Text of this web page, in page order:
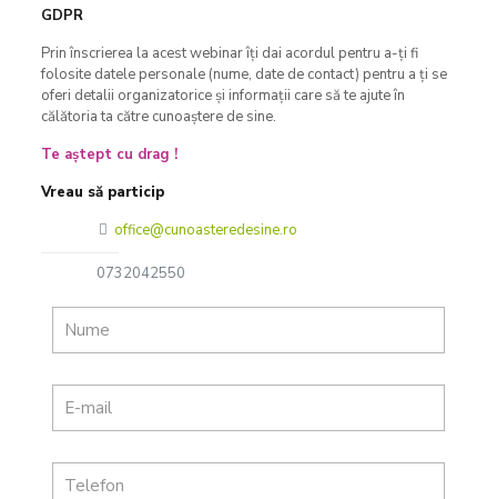
GDPR
Prin înscrierea la acest webinar îți dai acordul pentru a-ți fi
folosite datele personale (nume, date de contact) pentru a ți se
oferi detalii organizatorice și informații care să te ajute în
călătoria ta către cunoaștere de sine.
Te aștept cu drag !
Vreau să particip
office@cunoasteredesine.ro
0732042550